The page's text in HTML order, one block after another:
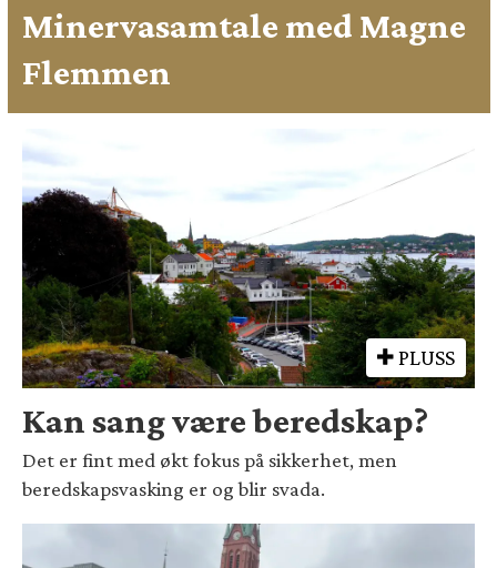
Minervasamtale med Magne
Flemmen
PLUSS
Kan sang være beredskap?
Det er fint med økt fokus på sikkerhet, men
beredskapsvasking er og blir svada.